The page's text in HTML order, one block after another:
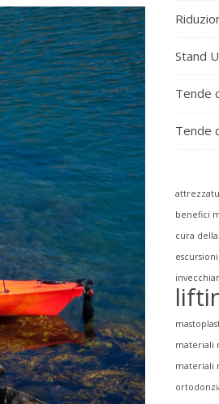
Stand
Tende
Tende
benefici
cura
materiali
materiali